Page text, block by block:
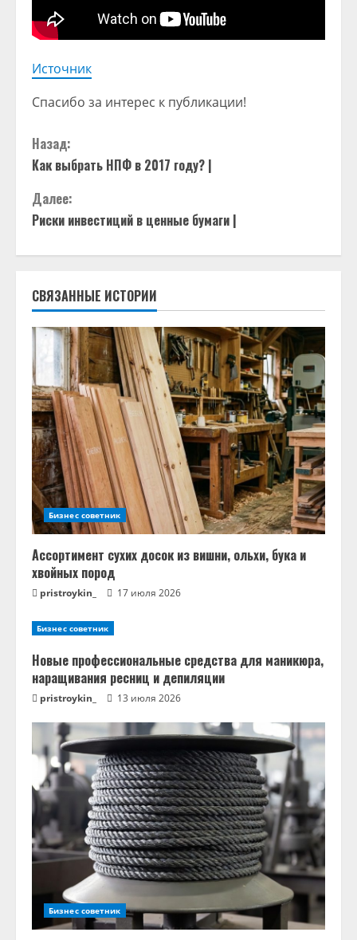
Источник
Спасибо за интерес к публикации!
П
р
о
д
о
л
ж
и
т
ь
ч
т
е
н
и
е
Назад:
Как выбрать НПФ в 2017 году? |
Далее:
Риски инвестиций в ценные бумаги |
СВЯЗАННЫЕ ИСТОРИИ
Бизнес советник
Ассортимент сухих досок из вишни, ольхи, бука и
хвойных пород
pristroykin_ 17 июля 2026
Бизнес советник
Новые профессиональные средства для маникюра,
наращивания ресниц и депиляции
pristroykin_ 13 июля 2026
Бизнес советник